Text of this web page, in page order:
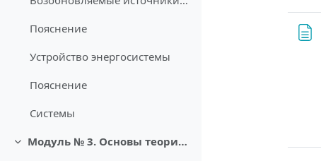
Пояснение
Устройство энергосистемы
Пояснение
Системы
Свернуть Модуль № 3. Основы теории аукционов